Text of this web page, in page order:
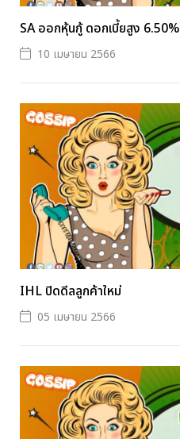
SA ออกหุ้นกู้ ดอกเบี้ยสูง 6.50%
10 เมษายน 2566
IHL ปิดดีลลูกค้าใหม่
05 เมษายน 2566